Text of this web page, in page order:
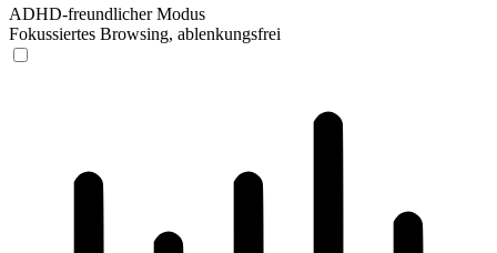
ADHD-freundlicher Modus
Fokussiertes Browsing, ablenkungsfrei